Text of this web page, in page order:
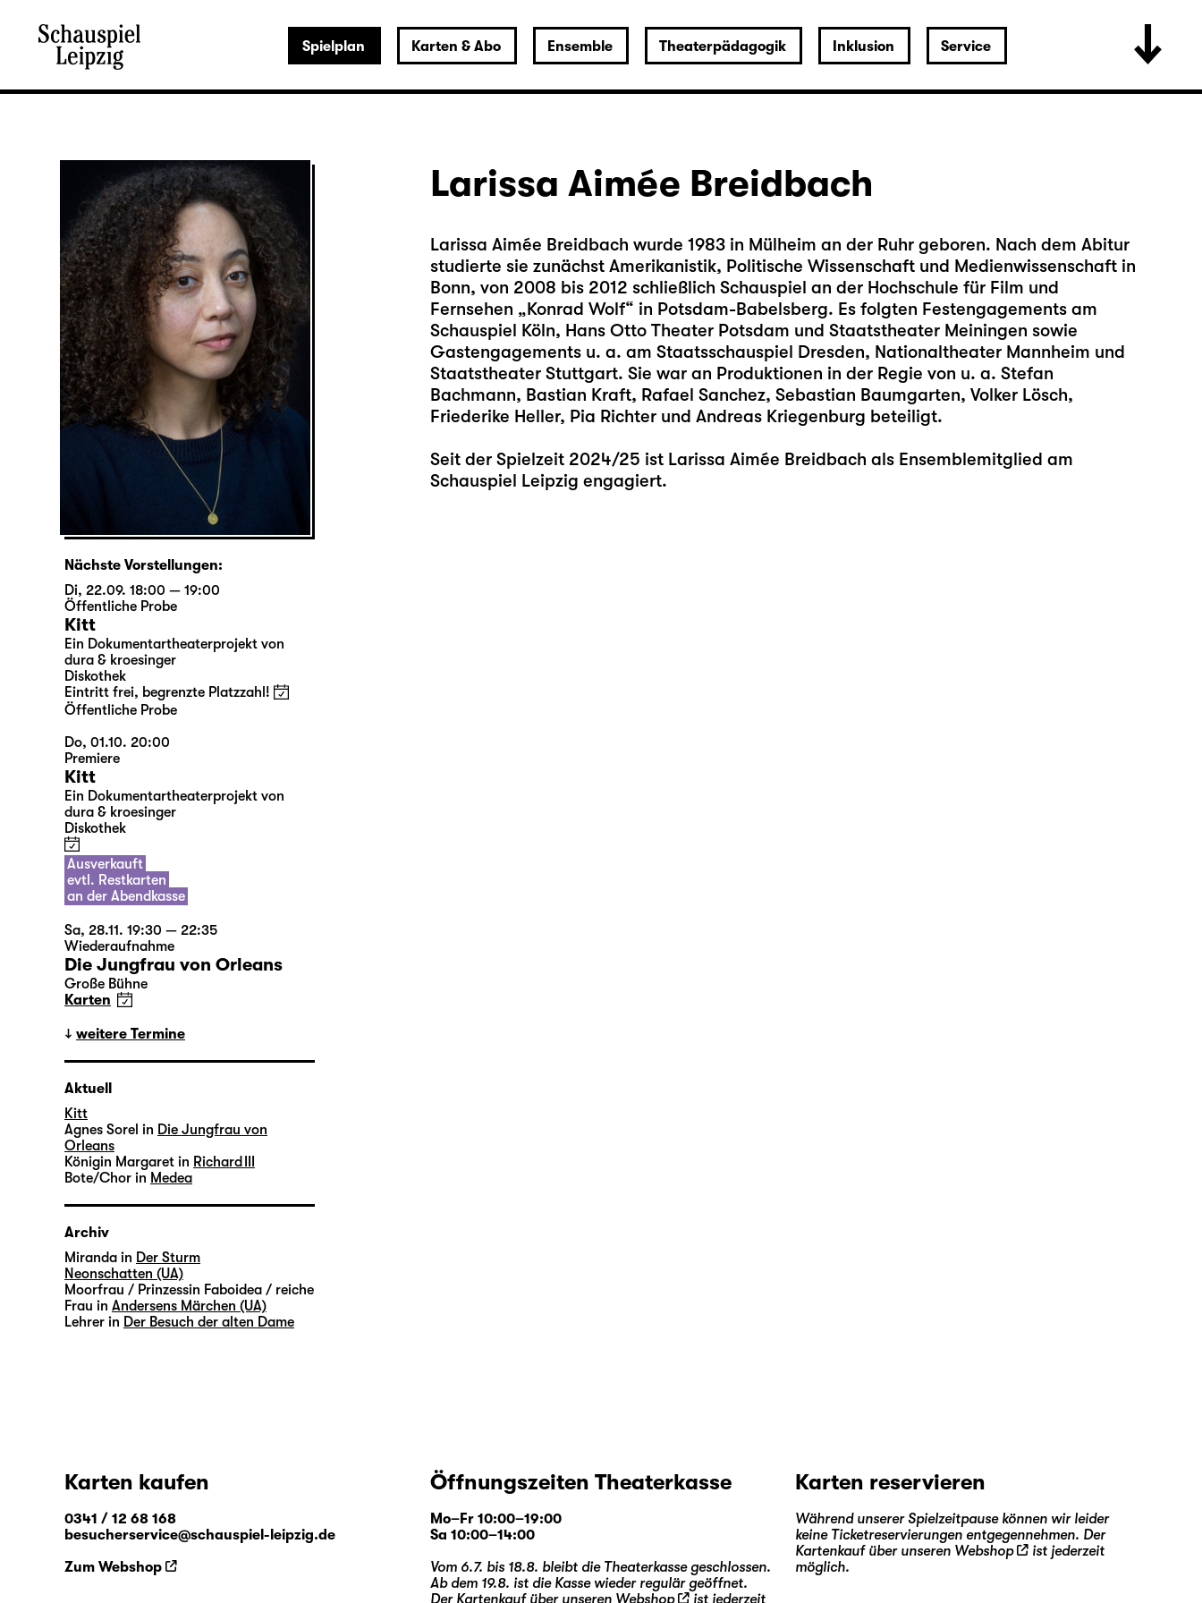
Spielplan Karten & Abo Ensemble Theaterpädagogik Inklusion Service
Larissa Aimée Breidbach
Larissa Aimée Breidbach wurde 1983 in Mülheim an der Ruhr geboren. Nach dem Abitur
studierte sie zunächst Amerikanistik, Politische Wissenschaft und Medienwissenschaft in
Bonn, von 2008 bis 2012 schließlich Schauspiel an der Hochschule für Film und
Fernsehen „Konrad Wolf“ in Potsdam-Babelsberg. Es folgten Festengagements am
Schauspiel Köln, Hans Otto Theater Potsdam und Staatstheater Meiningen sowie
Gastengagements u. a. am Staatsschauspiel Dresden, Nationaltheater Mannheim und
Staatstheater Stuttgart. Sie war an Produktionen in der Regie von u. a. Stefan
Bachmann, Bastian Kraft, Rafael Sanchez, Sebastian Baumgarten, Volker Lösch,
Friederike Heller, Pia Richter und Andreas Kriegenburg beteiligt.
Seit der Spielzeit 2024/25 ist Larissa Aimée Breidbach als Ensemblemitglied am
Schauspiel Leipzig engagiert.
Nächste Vorstellungen:
Di, 22.09. 18:00 — 19:00
Öffentliche Probe
Kitt
Ein Dokumentartheaterprojekt von
dura & kroesinger
Diskothek
Eintritt frei, begrenzte Platzzahl!
Öffentliche Probe
Do, 01.10. 20:00
Premiere
Kitt
Ein Dokumentartheaterprojekt von
dura & kroesinger
Diskothek
Ausverkauft
evtl. Restkarten
an der Abendkasse
Sa, 28.11. 19:30 — 22:35
Wiederaufnahme
Die Jungfrau von Orleans
Große Bühne
Karten
weitere Termine
Aktuell
Kitt
Agnes Sorel in Die Jungfrau von
Orleans
Königin Margaret in Richard III
Bote/Chor in Medea
Archiv
Miranda in Der Sturm
Neonschatten (UA)
Moorfrau / Prinzessin Faboidea / reiche
Frau in Andersens Märchen (UA)
Lehrer in Der Besuch der alten Dame
Karten kaufen
0341 / 12 68 168
besucherservice@schauspiel-leipzig.de
Zum Webshop
Öffnungszeiten Theaterkasse
Mo–Fr 10:00–19:00
Sa 10:00–14:00
Vom 6.7. bis 18.8. bleibt die Theaterkasse geschlossen.
Ab dem 19.8. ist die Kasse wieder regulär geöffnet.
Der Kartenkauf über unseren Webshop ist jederzeit
Karten reservieren
Während unserer Spielzeitpause können wir leider
keine Ticketreservierungen entgegennehmen. Der
Kartenkauf über unseren Webshop
ist jederzeit
möglich.